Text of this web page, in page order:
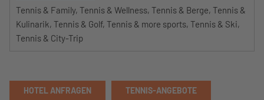
Tennis & Family, Tennis & Wellness, Tennis & Berge, Tennis &
Kulinarik, Tennis & Golf, Tennis & more sports, Tennis & Ski,
Tennis & City-Trip
HOTEL ANFRAGEN TENNIS-ANGEBOTE